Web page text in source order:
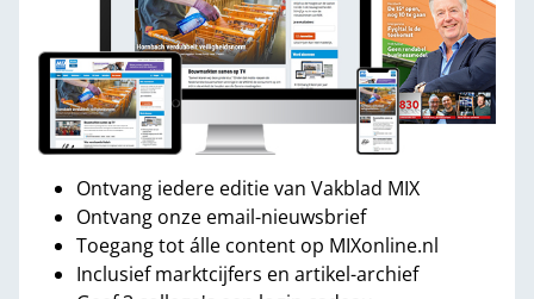
Ontvang iedere editie van Vakblad MIX
Ontvang onze email-nieuwsbrief
Toegang tot álle content op MIXonline.nl
Inclusief marktcijfers en artikel-archief